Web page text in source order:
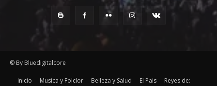
© By Bluedigitalcore
Inicio Musica y Folclor Belleza y Salud El Pais Reyes de: